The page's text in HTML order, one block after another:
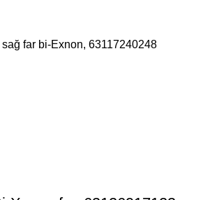
far bi-Exnon, 63117240248